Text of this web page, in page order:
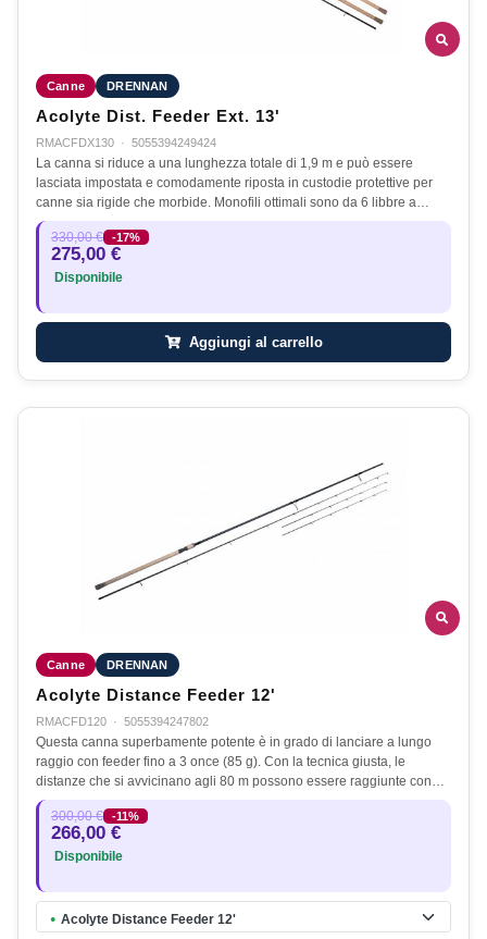
Canne DRENNAN
Acolyte Dist. Feeder Ext. 13'
RMACFDX130 · 5055394249424
La canna si riduce a una lunghezza totale di 1,9 m e può essere
lasciata impostata e comodamente riposta in custodie protettive per
canne sia rigide che morbide. Monofili ottimali sono da 6 libbre a…
330,00 € -17%
275,00 €
Disponibile
Aggiungi al carrello
Canne DRENNAN
Acolyte Distance Feeder 12'
RMACFD120 · 5055394247802
Questa canna superbamente potente è in grado di lanciare a lungo
raggio con feeder fino a 3 once (85 g). Con la tecnica giusta, le
distanze che si avvicinano agli 80 m possono essere raggiunte con…
300,00 € -11%
266,00 €
Disponibile
● Acolyte Distance Feeder 12'